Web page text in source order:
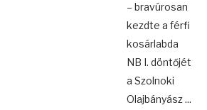
– bravúrosan
kezdte a férfi
kosárlabda
NB I. döntőjét
a Szolnoki
Olajbányász ...